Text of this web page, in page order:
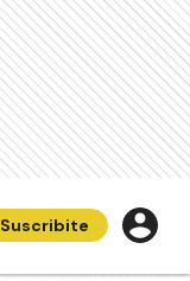
Suscribite